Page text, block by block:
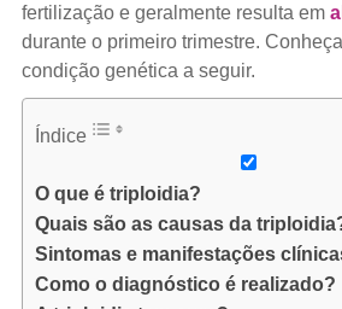
fertilização e geralmente resulta em
durante o primeiro trimestre.
condição genética a seguir.
Índice
O que é triploidia?
Quais são as causas da
Sintomas e manifestações
Como o diagnóstico é realizado?